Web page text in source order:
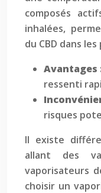
composés
inhalées,
du CBD dans
Avantages
ressenti
risques
Il existe
allant des
vaporisateurs
choisir un